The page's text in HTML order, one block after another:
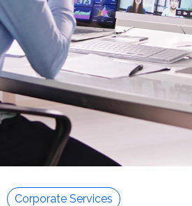
Corporate Services